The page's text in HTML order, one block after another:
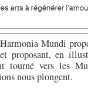
Mundi
proposant, en
tourné vers les
nous plongent.